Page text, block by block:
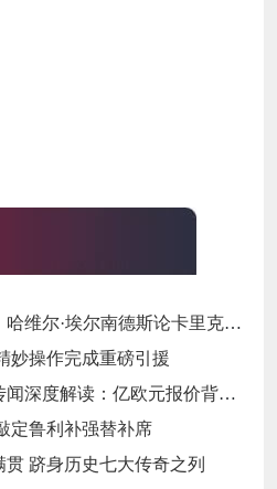
曼联转型期的传承困境：哈维尔·埃尔南德斯论卡里克执教与红魔精神变迁‌
妙操作完成重磅引援
巴尔科拉与利物浦转会传闻深度解读：亿欧元报价背后的战略博弈与市场逻辑‌
定鲁利补强替补席
跻身历史七大传奇之列